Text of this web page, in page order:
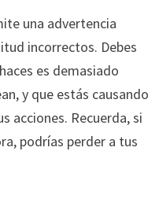
una advertencia
incorrectos. Debes
es demasiado
y que estás causando
acciones. Recuerda, si
podrías perder a tus